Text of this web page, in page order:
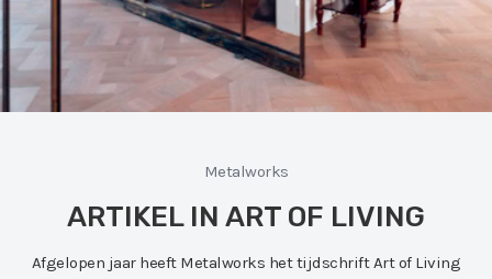
Metalworks
ARTIKEL IN ART OF LIVING
Afgelopen jaar heeft Metalworks het tijdschrift Art of Living